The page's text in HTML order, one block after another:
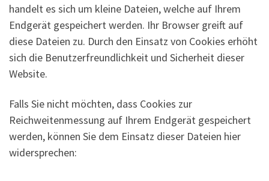
handelt es sich um kleine Dateien, welche auf Ihrem
Endgerät gespeichert werden. Ihr Browser greift auf
diese Dateien zu. Durch den Einsatz von Cookies erhöht
sich die Benutzerfreundlichkeit und Sicherheit dieser
Website.
Falls Sie nicht möchten, dass Cookies zur
Reichweitenmessung auf Ihrem Endgerät gespeichert
werden, können Sie dem Einsatz dieser Dateien hier
widersprechen: